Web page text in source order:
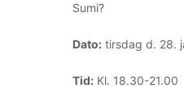
Sumi?
Dato: tirsdag d. 28.
Tid: Kl. 18.30-21.00